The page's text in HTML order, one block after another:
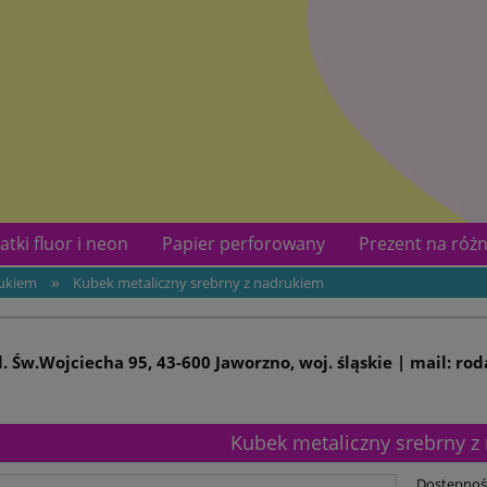
fluor i neon Papier perforowany
Prezent na
Kontakt
» Kubek metaliczny srebrny z nadrukiem
Św.Wojciecha 95, 43-600 Jaworzno, woj. śląskie | mail:
Kubek metaliczny srebrny